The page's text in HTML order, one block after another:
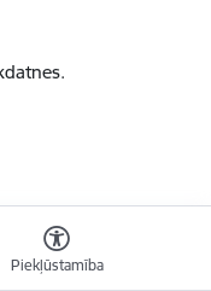
Piekļūstamība